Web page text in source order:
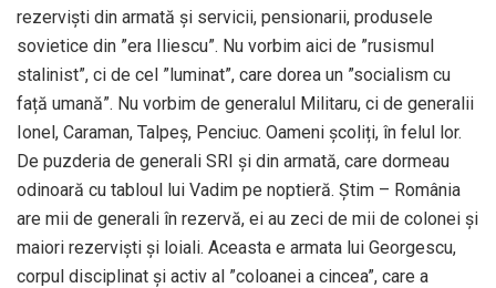
rezerviști din armată și servicii, pensionarii, produsele
sovietice din ”era Iliescu”. Nu vorbim aici de ”rusismul
stalinist”, ci de cel ”luminat”, care dorea un ”socialism cu
față umană”. Nu vorbim de generalul Militaru, ci de generalii
Ionel, Caraman, Talpeș, Penciuc. Oameni școliți, în felul lor.
De puzderia de generali SRI și din armată, care dormeau
odinoară cu tabloul lui Vadim pe noptieră. Știm – România
are mii de generali în rezervă, ei au zeci de mii de colonei și
maiori rezerviști și loiali. Aceasta e armata lui Georgescu,
corpul disciplinat și activ al ”coloanei a cincea”, care a